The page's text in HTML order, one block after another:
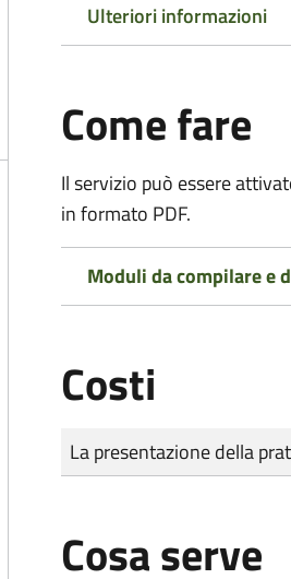
Ulteriori informazioni
Come fare
Il servizio può essere
in formato PDF.
Moduli da compilare e
Costi
Tipo di pagamento
Importo
La presentazione della
Cosa serve